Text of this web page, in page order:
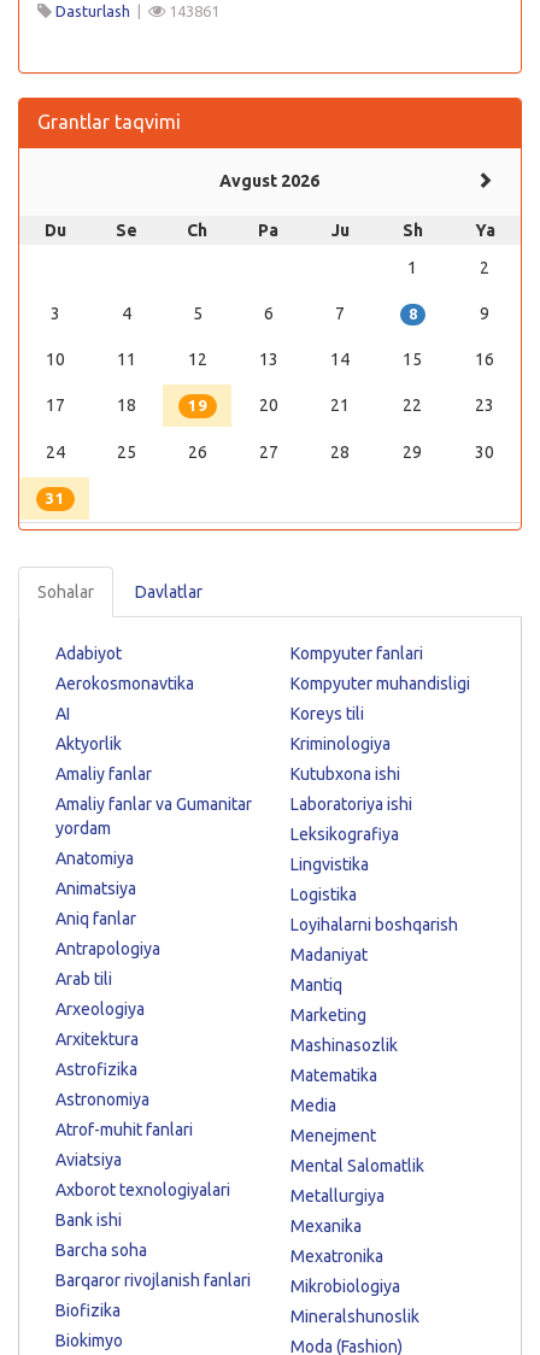
Dasturlash | 143861
Grantlar taqvimi
Avgust 2026
Du Se Ch Pa Ju Sh
Ya
1
2
3 4 5 6 7 8 9
10 11 12 13 14 15 16
17 18 19 20 21 22 23
24 25 26 27 28 29 30
31
Sohalar Davlatlar
Adabiyot
Aerokosmonavtika
AI
Aktyorlik
Amaliy fanlar
Amaliy fanlar va Gumanitar
yordam
Anatomiya
Animatsiya
Aniq fanlar
Antrapologiya
Arab tili
Arxeologiya
Arxitektura
Astrofizika
Astronomiya
Atrof-muhit fanlari
Aviatsiya
Axborot texnologiyalari
Bank ishi
Barcha soha
Barqaror rivojlanish fanlari
Biofizika
Biokimyo
Kompyuter fanlari
Kompyuter muhandisligi
Koreys tili
Kriminologiya
Kutubxona ishi
Laboratoriya ishi
Leksikografiya
Lingvistika
Logistika
Loyihalarni boshqarish
Madaniyat
Mantiq
Marketing
Mashinasozlik
Matematika
Media
Menejment
Mental Salomatlik
Metallurgiya
Mexanika
Mexatronika
Mikrobiologiya
Mineralshunoslik
Moda (Fashion)